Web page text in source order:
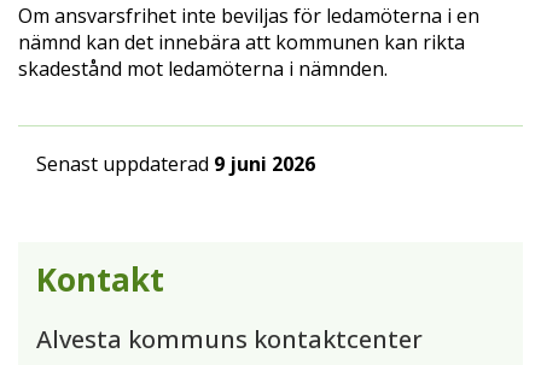
Om ansvarsfrihet inte beviljas för ledamöterna i en
nämnd kan det innebära att kommunen kan rikta
skadestånd mot ledamöterna i nämnden.
Senast uppdaterad 9 juni 2026
Kontakt
Alvesta kommuns kontaktcenter